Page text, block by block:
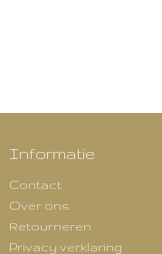
Informatie
Contact
Over ons
Retourneren
Privacy verklaring